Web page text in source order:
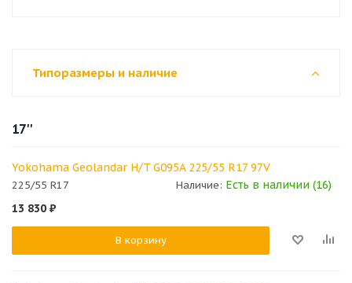
Типоразмеры и наличие
17''
Yokohama Geolandar H/T G095A 225/55 R17 97V
225/55 R17 Наличие: Есть в наличии (16)
13 830 ₽
В корзину